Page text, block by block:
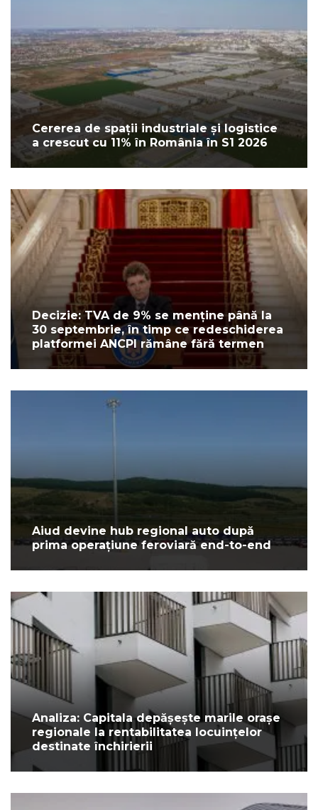
Cererea de spații industriale și logistice
a crescut cu 11% în România în S1 2026
Decizie: TVA de 9% se menține până la
30 septembrie, în timp ce redeschiderea
platformei ANCPI rămâne fără termen
Aiud devine hub regional auto după
prima operațiune feroviară end-to-end
Analiza: Capitala depășește marile orașe
regionale la rentabilitatea locuințelor
destinate închirierii